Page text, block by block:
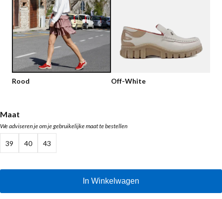
Lage schoenen
Vegan
Sandalen
Loafers
Bikerboots
Enkellaarsjes met rits
Chelseaboots
Hakken
Loafers
Sale
Rood Off-White
Maat
We adviseren je om je gebruikelijke maat te bestellen
39 40 43
In Winkelwagen